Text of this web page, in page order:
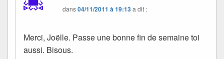
dans04/11/2011 à 19:13a dit :
Merci, Joëlle. Passe une bonne fin de semaine toi
aussi. Bisous.